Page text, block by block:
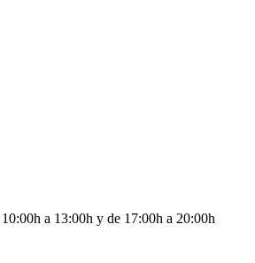
a 13:00h y de 17:00h a 20:00h